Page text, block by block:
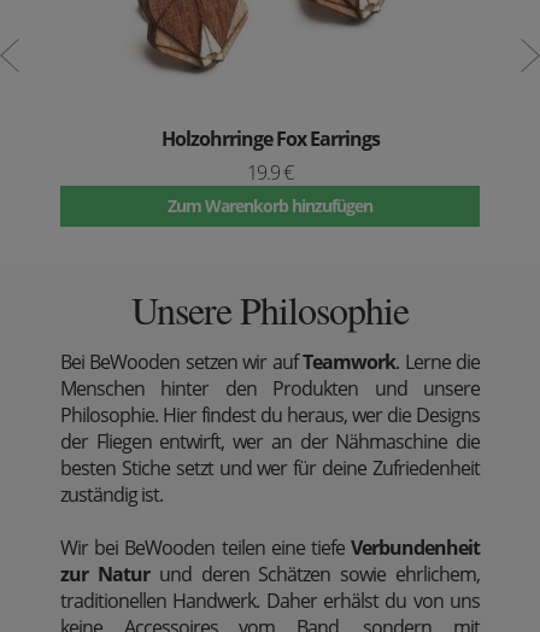
Holzohrringe Fox Earrings
19.9 €
Zum Warenkorb hinzufügen
Unsere Philosophie
Bei BeWooden setzen wir aufTeamwork. Lerne die
Menschen hinter den Produkten und unsere
Philosophie. Hier findest du heraus, wer die Designs
der Fliegen entwirft, wer an der Nähmaschine die
besten Stiche setzt und wer für deine Zufriedenheit
zuständig ist.
Wir bei BeWooden teilen eine tiefe Verbundenheit
zur Naturund deren Schätzen sowie ehrlichem,
traditionellen Handwerk. Daher erhälst du von uns